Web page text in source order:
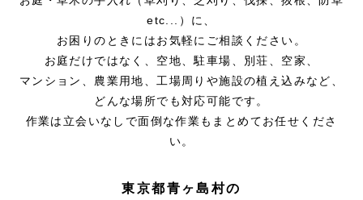
etc...）に、
お困りのときにはお気軽にご相談ください。
お庭だけではなく、空地、駐車場、別荘、空家、
マンション、農業用地、工場周りや施設の植え込みなど、
どんな場所でも対応可能です。
作業は立会いなしで面倒な作業もまとめてお任せくださ
い。
東京都青ヶ島村の